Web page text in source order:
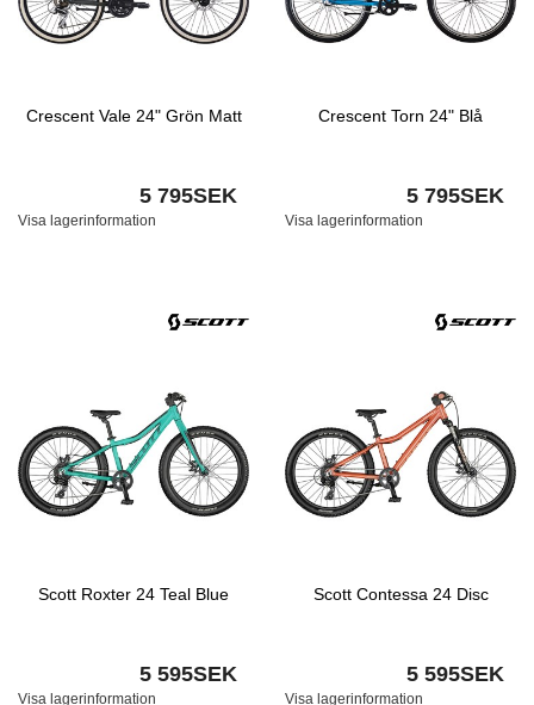
Crescent Vale 24" Grön Matt
5 795SEK
Visa lagerinformation
Crescent Torn 24" Blå
5 795SEK
Visa lagerinformation
Scott Roxter 24 Teal Blue
5 595SEK
Visa lagerinformation
Scott Contessa 24 Disc
5 595SEK
Visa lagerinformation